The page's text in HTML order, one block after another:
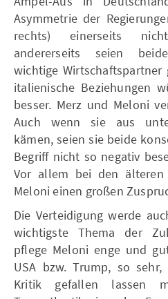
Asymmetrie der
rechts) einerseits
andererseits seien
wichtige Wirtschaftspartner
italienische Beziehungen
besser. Merz und Meloni
Auch wenn sie aus
kämen, seien sie beide
Begriff nicht so negativ
Vor allem bei den älteren
Meloni einen großen
Die Verteidigung werde
wichtigste Thema der
pflege Meloni enge und
USA bzw. Trump, so
Kritik gefallen lassen